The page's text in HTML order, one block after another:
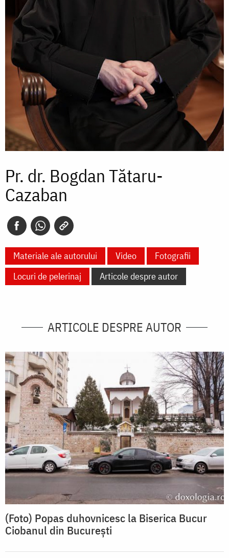
Pr. dr. Bogdan Tătaru-
Cazaban
Materiale ale autorului Video
Fotografii
Locuri de pelerinaj
Articole despre autor
ARTICOLE DESPRE AUTOR
(Foto) Popas duhovnicesc la Biserica Bucur
Ciobanul din București